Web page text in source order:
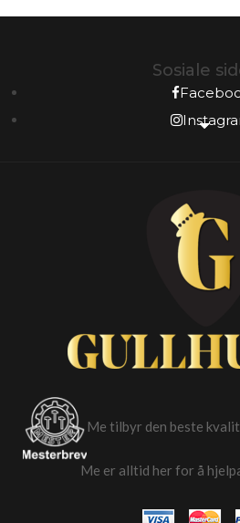
Sosiale
Me tilbyr den beste
Me er alltid her for å